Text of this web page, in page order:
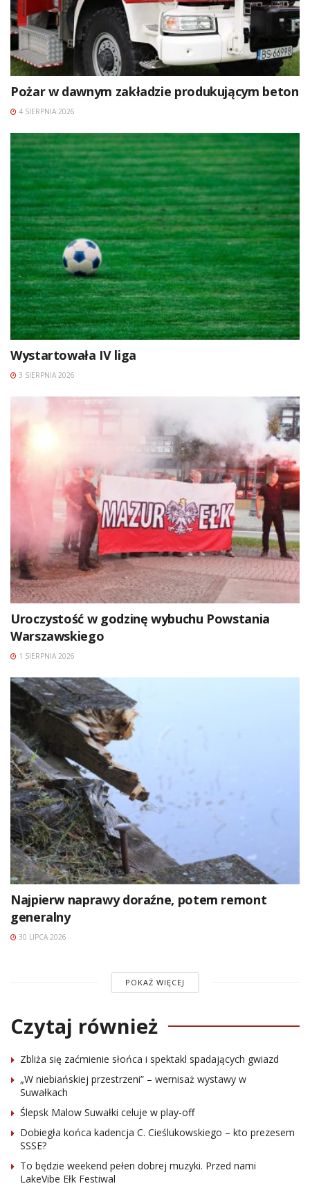
Pożar w dawnym zakładzie produkującym beton
4 SIERPNIA 2026
Wystartowała IV liga
3 SIERPNIA 2026
Uroczystość w godzinę wybuchu Powstania
Warszawskiego
1 SIERPNIA 2026
Najpierw naprawy doraźne, potem remont
generalny
30 LIPCA 2026
POKAŻ WIĘCEJ
Czytaj również
Zbliża się zaćmienie słońca i spektakl spadających gwiazd
„W niebiańskiej przestrzeni” – wernisaż wystawy w
Suwałkach
Ślepsk Malow Suwałki celuje w play-off
Dobiegła końca kadencja C. Cieślukowskiego – kto prezesem
SSSE?
To będzie weekend pełen dobrej muzyki. Przed nami
LakeVibe Ełk Festiwal